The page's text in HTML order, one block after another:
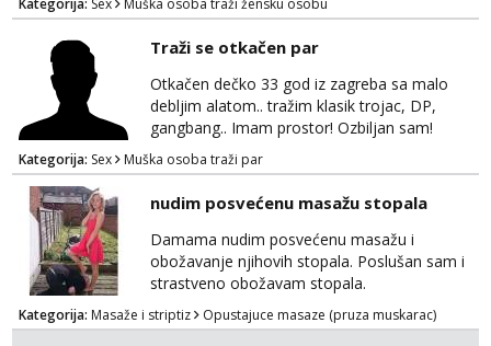
sms 0995323582
Kategorija: Sex Muška osoba traži žensku osobu
Traži se otkačen par
Otkačen dečko 33 god iz zagreba sa malo
debljim alatom.. tražim klasik trojac, DP,
gangbang.. Imam prostor! Ozbiljan sam!
Kondomi i higijena od mene zajamceni :)
Može i normalna dama/cura koja voli
swingati! :) 0924510862
Kategorija: Sex Muška osoba traži par
nudim posvećenu masažu stopala
Damama nudim posvećenu masažu i
obožavanje njihovih stopala. Poslušan sam i
strastveno obožavam stopala.
Kategorija: Masaže i striptiz Opustajuce masaze (pruza muskarac)